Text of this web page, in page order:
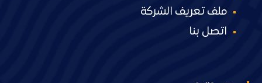
ملف تعريف الشركة
اتصل بنا